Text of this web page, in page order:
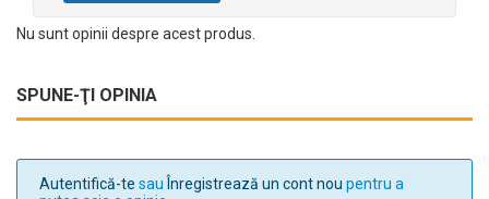
Nu sunt opinii despre acest produs.
SPUNE-ŢI OPINIA
Autentifică-te sau Înregistrează un cont nou pentru a